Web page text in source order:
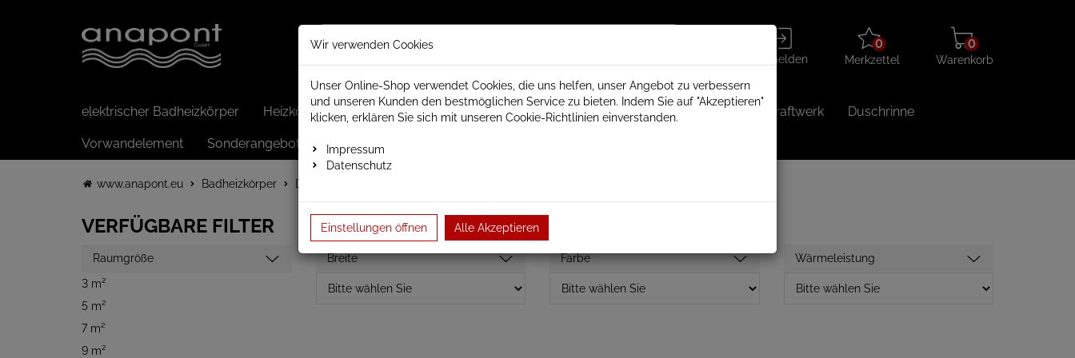
Anmelden
Anmelden
Merkzettel
aufklappen
0
Merkzettel
Warenkorb
aufklappen
0
Warenkorb
elektrischer Badheizkörper Heizkörper elektrisch Schamotte Badheizkörper Heizkörperzubehör Balkonkraftwerk Duschrinne
Vorwandelement Sonderangebote
www.anapont.eu Badheizkörper Design Badheizkörper
VERFÜGBARE FILTER
Raumgröße
3 m²
5 m²
7 m²
9 m²
Breite Farbe Wärmeleistung
Wir verwenden Cookies
Unser Online-Shop verwendet Cookies, die uns helfen, unser Angebot zu verbessern
und unseren Kunden den bestmöglichen Service zu bieten. Indem Sie auf "Akzeptieren"
klicken, erklären Sie sich mit unseren Cookie-Richtlinien einverstanden.
Impressum
Datenschutz
Einstellungen öffnen Alle Akzeptieren